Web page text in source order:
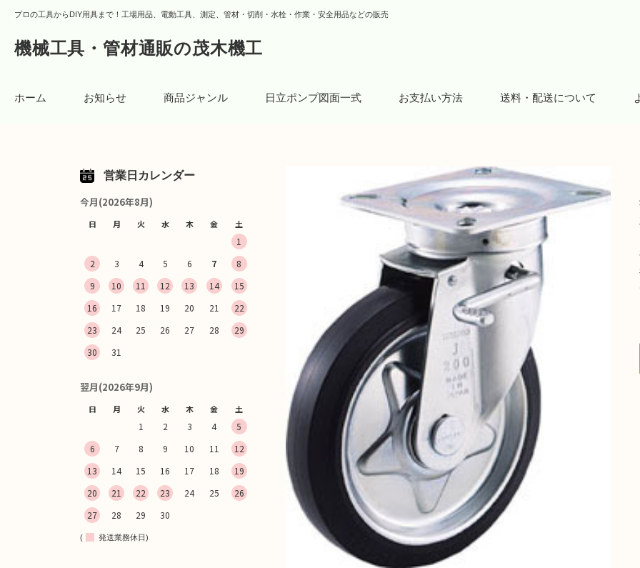
プロの工具からDIY用具まで！工場用品、電動工具、測定、管材・切削・水栓・作業・安全用品などの販売
機械工具・管材通販の茂木機工
ホーム お知らせ 商品ジャンル 日立ポンプ図面一式 お支払い方法 送料・配送について
営業日カレンダー
今月(2026年8月)
日 月 火 水 木 金 土
1
2
3 4 5 6 7
8
9
10 11 12 13 14
15
16
17 18 19 20 21
22
23
24 25 26 27 28
29
30
31
翌月(2026年9月)
日 月 火 水 木 金 土
1 2 3 4
5
6
7 8 9 10 11
12
13
14 15 16 17 18
19
20
21 22 23 24 25
26
27
28 29 30
( 発送業務休日)